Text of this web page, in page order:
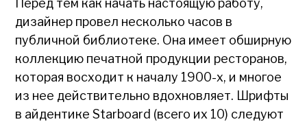
дизайнер провел несколько часов в
публичной библиотеке. Она имеет обширную
коллекцию печатной продукции ресторанов,
которая восходит к началу 1900-х, и многое
из нее действительно вдохновляет. Шрифты
в айдентике Starboard (всего их 10) следуют